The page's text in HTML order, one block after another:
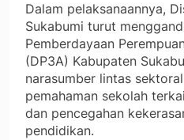
Dalam pelaksanaannya,
Sukabumi turut
Pemberdayaan
(DP3A) Kabupaten
narasumber lintas
pemahaman sekolah
dan pencegahan
pendidikan.